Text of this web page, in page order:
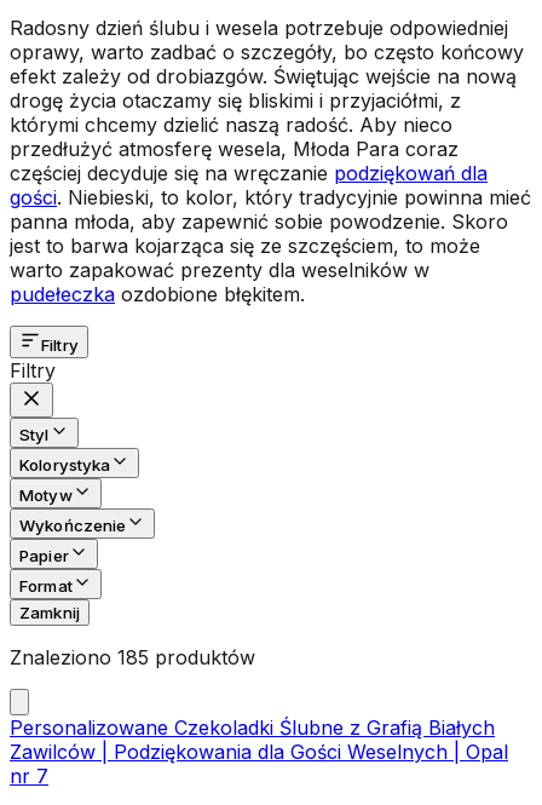
Radosny dzień ślubu i wesela potrzebuje odpowiedniej
oprawy, warto zadbać o szczegóły, bo często końcowy
efekt zależy od drobiazgów. Świętując wejście na nową
drogę życia otaczamy się bliskimi i przyjaciółmi, z
którymi chcemy dzielić naszą radość. Aby nieco
przedłużyć atmosferę wesela, Młoda Para coraz
częściej decyduje się na wręczanie podziękowań dla
gości. Niebieski, to kolor, który tradycyjnie powinna mieć
panna młoda, aby zapewnić sobie powodzenie. Skoro
jest to barwa kojarząca się ze szczęściem, to może
warto zapakować prezenty dla weselników w
pudełeczka ozdobione błękitem.
Filtry
Filtry
Styl
Kolorystyka
Motyw
Wykończenie
Papier
Format
Zamknij
Znaleziono 185 produktów
Personalizowane Czekoladki Ślubne z Grafią Białych
Zawilców | Podziękowania dla Gości Weselnych | Opal
nr 7